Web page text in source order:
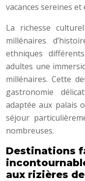
vacances sereines et
La richesse
millénaires
ethniques
adultes une
millénaires. Cette
gastronomie
adaptée aux palais
séjour
nombreuses.
Destinations
aux rizières